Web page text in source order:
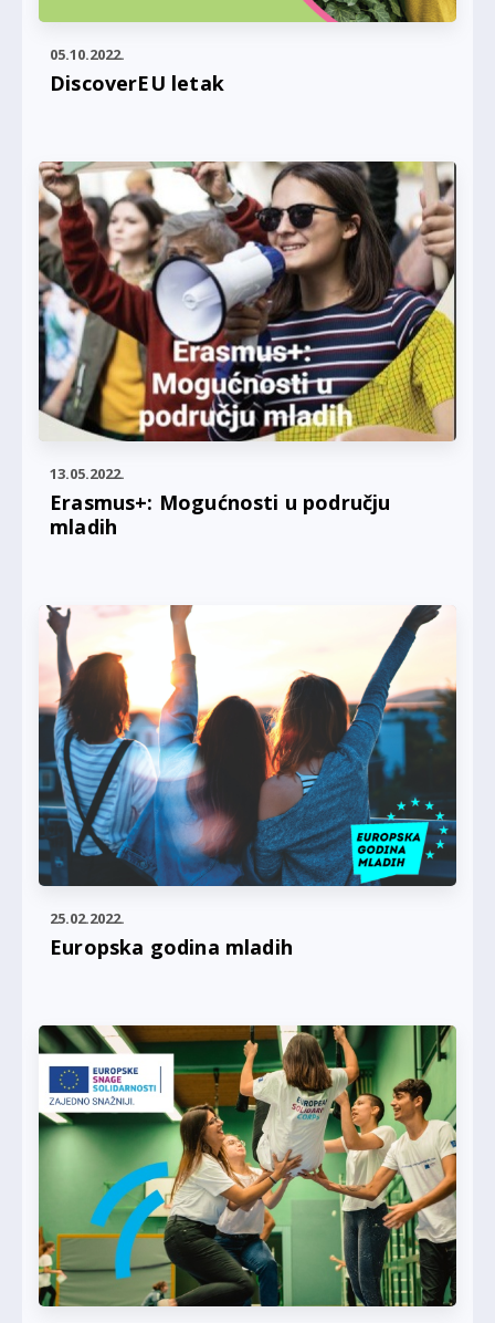
05.10.2022.
DiscoverEU letak
13.05.2022.
Erasmus+: Mogućnosti u području
mladih
25.02.2022.
Europska godina mladih